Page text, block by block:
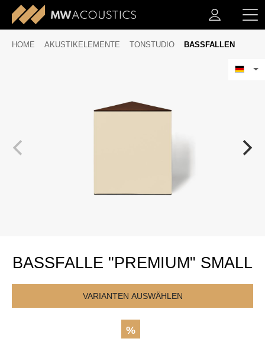
HOME AKUSTIKELEMENTE TONSTUDIO BASSFALLEN
BASSFALLE "PREMIUM" SMALL
VARIANTEN AUSWÄHLEN
%